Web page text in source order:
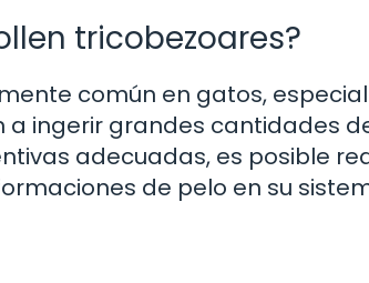
tricobezoares?
común en gatos,
ingerir grandes cantidades
adecuadas, es posible
de pelo en su